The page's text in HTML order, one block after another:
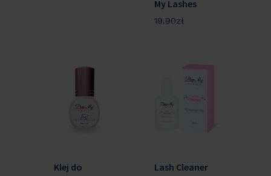
My Lashes
19.90zł
Klej do
Lash Cleaner